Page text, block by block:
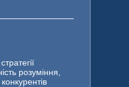
розуміння,